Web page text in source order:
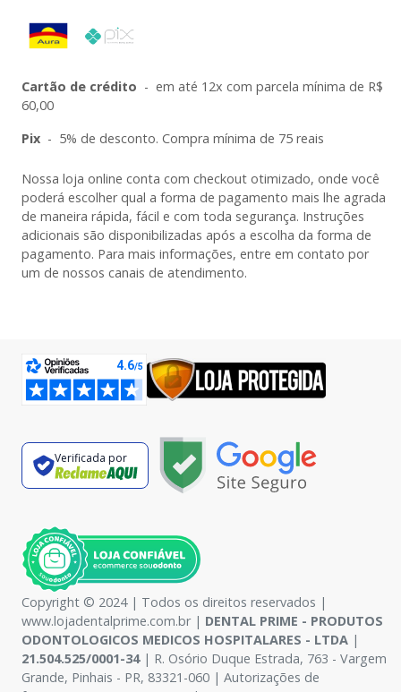
Cartão de crédito - em até 12x com parcela mínima de R$
60,00
Pix - 5% de desconto. Compra mínima de 75 reais
Nossa loja online conta com checkout otimizado, onde você
poderá escolher qual a forma de pagamento mais lhe agrada
de maneira rápida, fácil e com toda segurança. Instruções
adicionais são disponibilizadas após a escolha da forma de
pagamento. Para mais informações, entre em contato por
um de nossos canais de atendimento.
Verificada por
Copyright © 2024 | Todos os direitos reservados |
www.lojadentalprime.com.br | DENTAL PRIME - PRODUTOS
ODONTOLOGICOS MEDICOS HOSPITALARES - LTDA |
21.504.525/0001-34| R. Osório Duque Estrada, 763 - Vargem
Grande, Pinhais - PR, 83321-060 | Autorizações de